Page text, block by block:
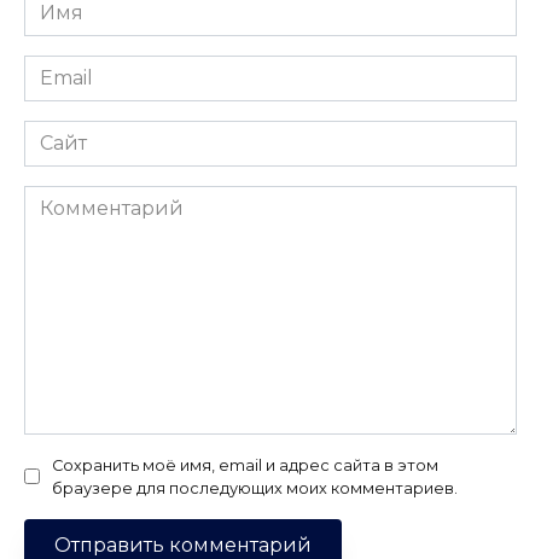
*
Email
*
Сайт
Комментарий
Сохранить моё имя, email и адрес сайта в этом
браузере для последующих моих комментариев.